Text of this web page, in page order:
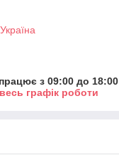
з 09:00 до 18:00
графік роботи